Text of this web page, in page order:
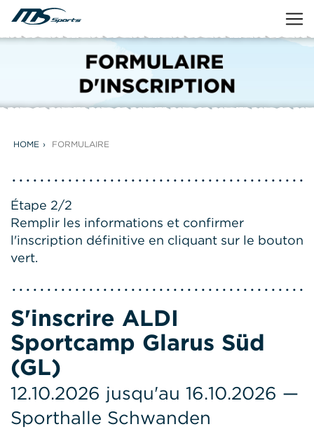
HOME FORMULAIRE
Étape 2/2
Remplir les informations et confirmer
l'inscription définitive en cliquant sur le bouton
vert.
S'inscrire ALDI
Sportcamp Glarus Süd
(GL)
12.10.2026 jusqu'au 16.10.2026 —
Sporthalle Schwanden